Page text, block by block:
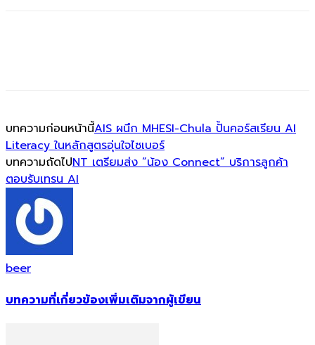
บทความก่อนหน้านี้AIS ผนึก MHESI-Chula ปั้นคอร์สเรียน AI
Literacy ในหลักสูตรอุ่นใจไซเบอร์
บทความถัดไปNT เตรียมส่ง “น้อง Connect” บริการลูกค้า
ตอบรับเทรน AI
beer
บทความที่เกี่ยวข้องเพิ่มเติมจากผู้เขียน